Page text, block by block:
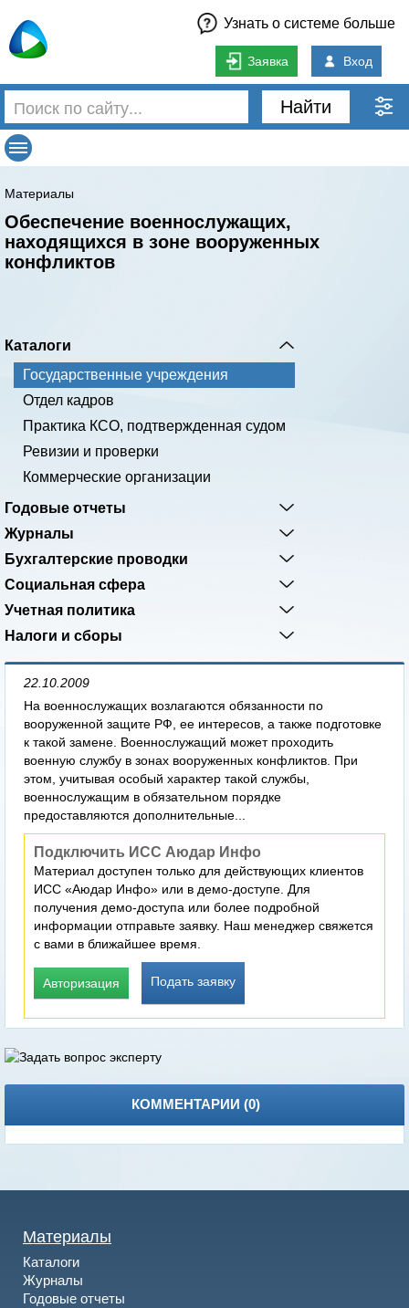
Узнать о системе больше
Заявка Вход
Найти
Материалы
Обеспечение военнослужащих,
находящихся в зоне вооруженных
конфликтов
Каталоги
Государственные учреждения
Отдел кадров
Практика КСО, подтвержденная судом
Ревизии и проверки
Коммерческие организации
Годовые отчеты
Журналы
Бухгалтерские проводки
Социальная сфера
Учетная политика
Налоги и сборы
22.10.2009
На военнослужащих возлагаются обязанности по
вооруженной защите РФ, ее интересов, а также подготовке
к такой замене. Военнослужащий может проходить
военную службу в зонах вооруженных конфликтов. При
этом, учитывая особый характер такой службы,
военнослужащим в обязательном порядке
предоставляются дополнительные...
Подключить ИСС Аюдар Инфо
Материал доступен только для действующих клиентов
ИСС «Аюдар Инфо» или в демо-доступе. Для
получения демо-доступа или более подробной
информации отправьте заявку. Наш менеджер свяжется
с вами в ближайшее время.
Авторизация Подать заявку
КОММЕНТАРИИ (0)
Материалы
Каталоги
Журналы
Годовые отчеты